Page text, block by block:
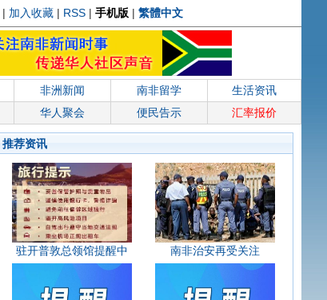
| 加入收藏 | RSS | 手机版 | 繁體中文
非洲新闻 南非留学
生活资讯
华人聚会 便民告示 汇率报价
推荐资讯
驻开普敦总领馆提醒中 南非治安再受关注